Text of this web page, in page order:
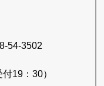
54-3502
19：30）